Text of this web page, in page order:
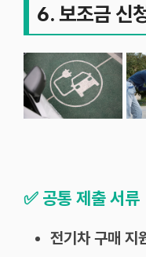
6. 보조금 신
✅ 공통 제출 서류
전기차 구매 지